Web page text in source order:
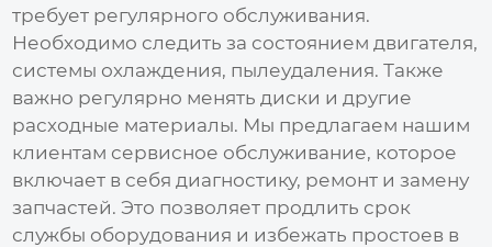
требует регулярного обслуживания.
Необходимо следить за состоянием двигателя,
системы охлаждения, пылеудаления. Также
важно регулярно менять диски и другие
расходные материалы. Мы предлагаем нашим
клиентам сервисное обслуживание, которое
включает в себя диагностику, ремонт и замену
запчастей. Это позволяет продлить срок
службы оборудования и избежать простоев в